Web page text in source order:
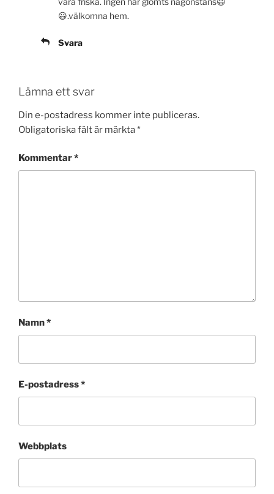
😃.välkomna hem.
Svara
Lämna ett svar
Din e-postadress kommer inte publiceras.
Obligatoriska fält är märkta*
Kommentar*
Namn*
E-postadress*
Webbplats